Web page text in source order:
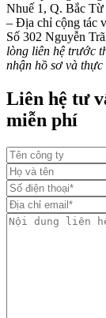
Nhuế 1, Q. Bắc
– Địa chỉ cộng tác
Số 302 Nguyễn
lòng liên hệ trước
nhận hồ sơ và thực
Liên hệ tư
miễn phí